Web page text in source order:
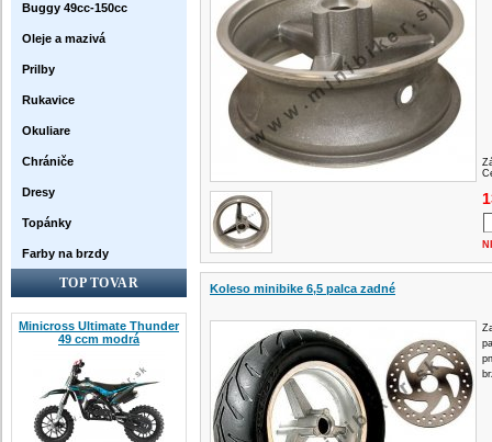
Buggy 49cc-150cc
Oleje a mazivá
Prilby
Rukavice
Okuliare
Chrániče
Dresy
Topánky
Farby na brzdy
TOP TOVAR
Minicross Ultimate Thunder
49 ccm modrá
Koleso minibike 6,5 palca zadné